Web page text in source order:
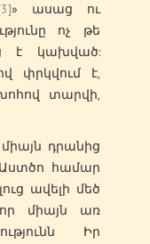
» ասաց ու
ոչ թե
է կախված:
փրկվում է,
տարվի,
դրանից
համար
ավելի մեծ
միայն առ
Իր